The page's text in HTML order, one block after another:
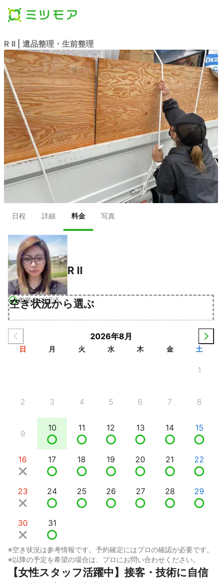
R II | 遺品整理・生前整理
日程 詳細 料金 写真
事業者確認済
R II
空き状況から選ぶ
2026年8月
日 月 火 水 木 金 土
1
2 3 4 5 6 7 8
9
10 11 12 13 14 15
16 17 18 19 20 21 22
23 24 25 26 27 28 29
30 31
※空き状況は参考情報です。予約確定にはプロの確認が必要です。
※以降の予定を希望の場合は、プロにお問い合わせください。
【女性スタッフ活躍中】接客・技術に自信